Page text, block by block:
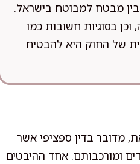
המשפטית בין מבטח למבוטח בישראל.
בסוגיות חשובות כמו
של החוק היא להבטיח
מדובר בדין ספציפי אשר
ומורכבותם. אחד ההיבטים